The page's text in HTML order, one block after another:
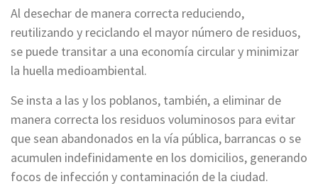
Al desechar de manera correcta reduciendo,
reutilizando y reciclando el mayor número de residuos,
se puede transitar a una economía circular y minimizar
la huella medioambiental.
Se insta a las y los poblanos, también, a eliminar de
manera correcta los residuos voluminosos para evitar
que sean abandonados en la vía pública, barrancas o se
acumulen indefinidamente en los domicilios, generando
focos de infección y contaminación de la ciudad.